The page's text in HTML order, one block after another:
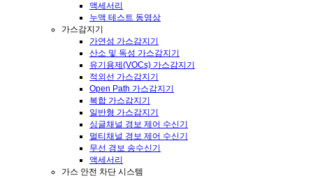
액세서리
누액 테스트 동영상
가스감지기
가연성 가스감지기
산소 및 독성 가스감지기
유기용제(VOCs) 가스감지기
적외선 가스감지기
Open Path 가스감지기
복합 가스감지기
일반형 가스감지기
싱글채널 경보 제어 수신기
멀티채널 경보 제어 수신기
무선 경보 송수신기
액세서리
가스 안전 차단 시스템